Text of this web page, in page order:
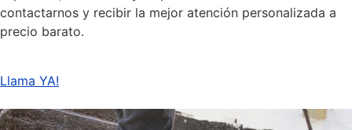
contactarnos y recibir la mejor atención personalizada a
precio barato.
Llama YA!